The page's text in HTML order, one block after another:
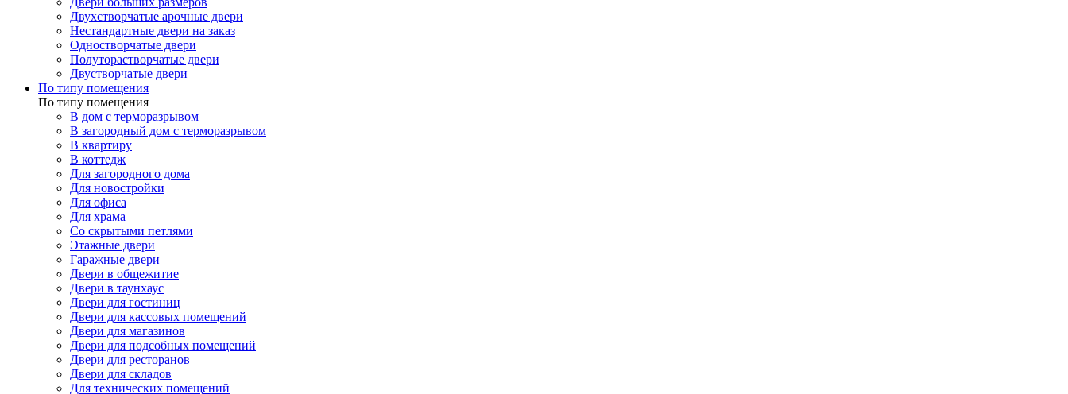
Двухстворчатые арочные двери
Нестандартные двери на заказ
Одностворчатые двери
Полуторастворчатые двери
Двустворчатые двери
По типу помещения
По типу помещения
В дом с терморазрывом
В загородный дом с терморазрывом
В квартиру
В коттедж
Для загородного дома
Для новостройки
Для офиса
Для храма
Со скрытыми петлями
Этажные двери
Гаражные двери
Двери в общежитие
Двери в таунхаус
Двери для гостиниц
Двери для кассовых помещений
Двери для магазинов
Двери для подсобных помещений
Двери для ресторанов
Двери для складов
Для технических помещений